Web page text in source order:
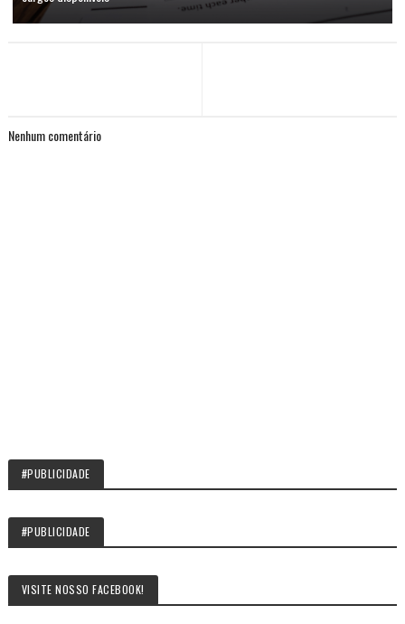
Nenhum comentário
#PUBLICIDADE
#PUBLICIDADE
VISITE NOSSO FACEBOOK!